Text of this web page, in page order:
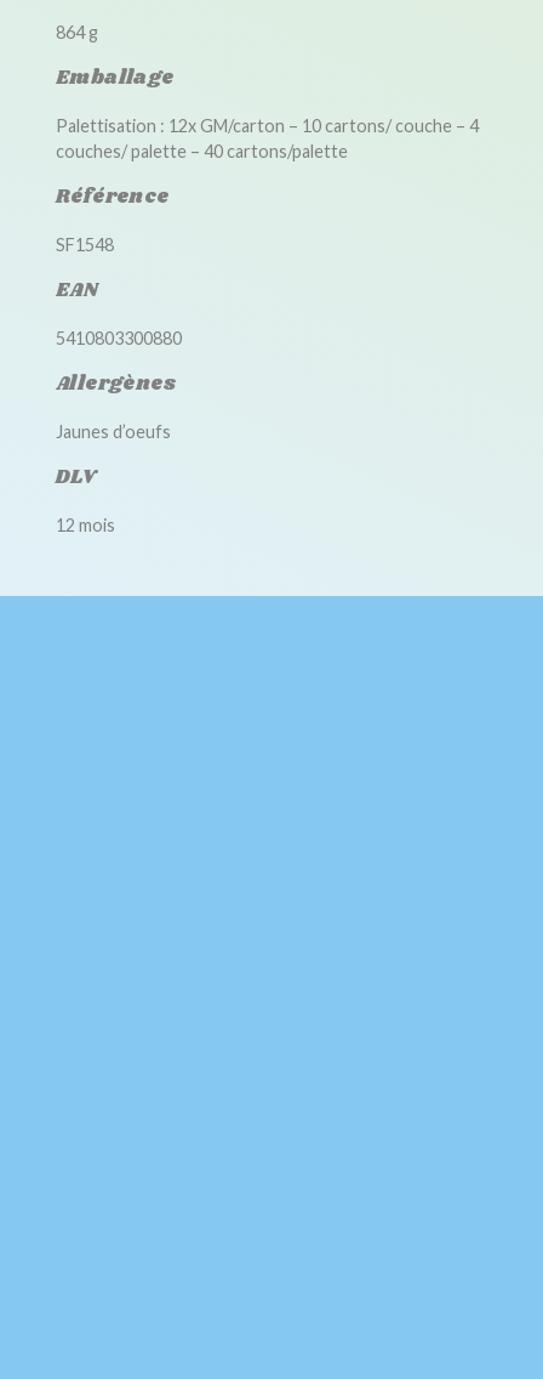
864 g
Emballage
Palettisation : 12x GM/carton – 10 cartons/ couche – 4
couches/ palette – 40 cartons/palette
Référence
SF1548
EAN
5410803300880
Allergènes
Jaunes d’oeufs
DLV
12 mois